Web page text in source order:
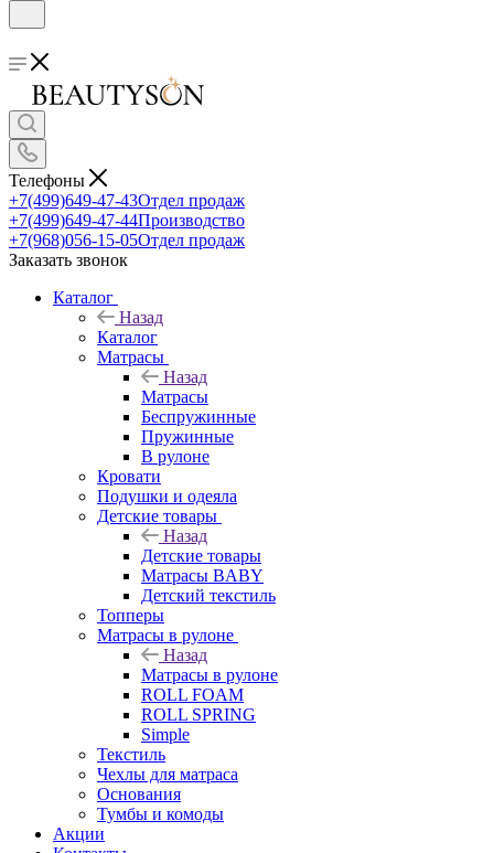
Телефоны
+7(499)649-47-43Отдел продаж
+7(499)649-47-44Производство
+7(968)056-15-05Отдел продаж
Заказать звонок
Каталог
Назад
Каталог
Матрасы
Назад
Матрасы
Беспружинные
Пружинные
В рулоне
Кровати
Подушки и одеяла
Детские товары
Назад
Детские товары
Матрасы BABY
Детский текстиль
Топперы
Матрасы в рулоне
Назад
Матрасы в рулоне
ROLL FOAM
ROLL SPRING
Simple
Текстиль
Чехлы для матраса
Основания
Тумбы и комоды
Акции